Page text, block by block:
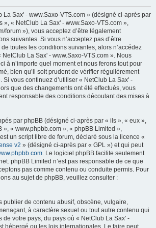
h
La Sax' - www.Saxo-VTS.com » (désigné ci-après par
», « NetClub La Sax' - www.Saxo-VTS.com »,
forum »), vous acceptez d’être légalement
suivantes. Si vous n’acceptez pas d’être
toutes les conditions suivantes, alors n’accédez
NetClub La Sax' - www.Saxo-VTS.com ». Nous
à n’importe quel moment et nous ferons tout pour
bien qu’il soit prudent de vérifier régulièrement
Si vous continuez d’utiliser « NetClub La Sax' -
que des changements ont été effectués, vous
responsable des conditions découlant des mises à
par phpBB (désigné ci-après par « ils », « eux »,
», « www.phpbb.com », « phpBB Limited »,
un script libre de forum, déclaré sous la licence «
v2 » (désigné ci-après par « GPL ») et qui peut
. Le logiciel phpBB facilite seulement
phpBB Limited n’est pas responsable de ce que
pas comme contenu ou conduite permis. Pour
au sujet de phpBB, veuillez consulter :
publier de contenu abusif, obscène, vulgaire,
à caractère sexuel ou tout autre contenu qui
de votre pays, du pays où « NetClub La Sax' -
hébergé ou les lois internationales. Le faire peut